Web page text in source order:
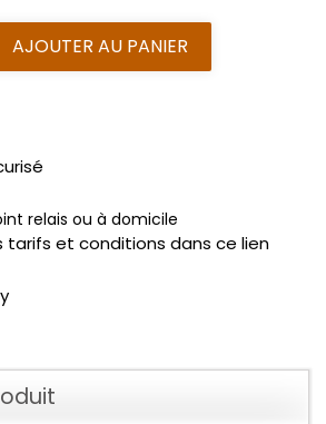
AJOUTER AU PANIER
relais ou à domicile
tarifs et conditions dans ce lien